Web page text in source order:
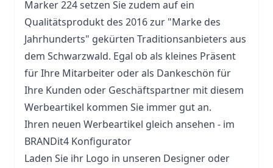
Marker 224 setzen Sie zudem auf ein
Qualitätsprodukt des 2016 zur "Marke des
Jahrhunderts" gekürten Traditionsanbieters aus
dem Schwarzwald. Egal ob als kleines Präsent
für Ihre Mitarbeiter oder als Dankeschön für
Ihre Kunden oder Geschäftspartner mit diesem
Werbeartikel kommen Sie immer gut an.
Ihren neuen Werbeartikel gleich ansehen - im
BRANDit4 Konfigurator
Laden Sie ihr Logo in unseren Designer oder